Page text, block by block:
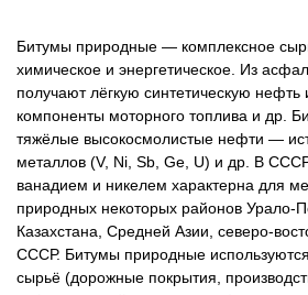
Битумы природные — комплексное
химическое и энергетическое. Из
получают лёгкую синтетическую нефть
компоненты моторного топлива и др.
тяжёлые высокосмолистые нефти —
металлов (V, Ni, Sb, Ge, U) и др. В
ванадием и никелем характерна для
природных некоторых районов Урало-
Казахстана, Средней Азии, северо-
СССР. Битумы природные используются
сырьё (дорожные покрытия,